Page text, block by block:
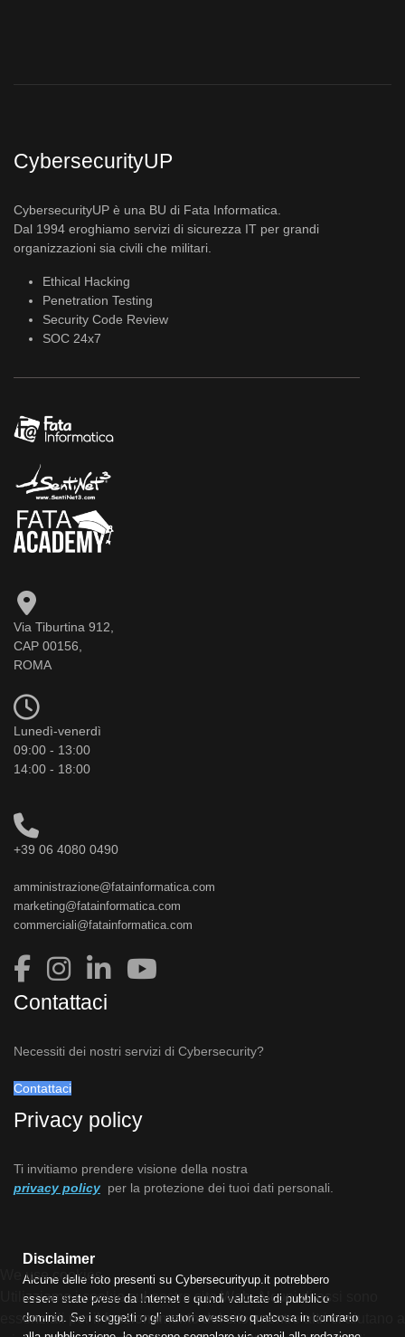
CybersecurityUP
CybersecurityUP è una BU di Fata Informatica.
Dal 1994 eroghiamo servizi di sicurezza IT per grandi
organizzazioni sia civili che militari.
Ethical Hacking
Penetration Testing
Security Code Review
SOC 24x7
Via Tiburtina 912,
CAP 00156,
ROMA
Lunedì-venerdì
09:00 - 13:00
14:00 - 18:00
+39 06 4080 0490
amministrazione@fatainformatica.com
marketing@fatainformatica.com
commerciali@fatainformatica.com
Contattaci
Necessiti dei nostri servizi di Cybersecurity?
Contattaci
Privacy policy
Ti invitiamo prendere visione della nostra
privacy policy per la protezione dei tuoi dati personali.
Disclaimer
Alcune delle foto presenti su Cybersecurityup.it potrebbero
essere state prese da Internet e quindi valutate di pubblico
dominio. Se i soggetti o gli autori avessero qualcosa in contrario
We use cookies
Utilizziamo i cookie sul nostro sito Web. Alcuni di essi sono
essenziali per il funzionamento del sito, mentre altri ci aiutano a